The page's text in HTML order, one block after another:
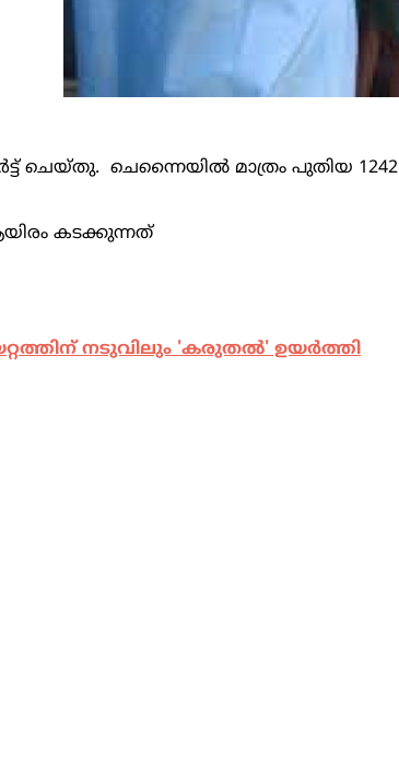
ചെയ്തു. ചെന്നൈയില്‍ മാത്രം പുതിയ 1242
കടക്കുന്നത്
നടുവിലും 'കരുതൽ' ഉയർത്തി